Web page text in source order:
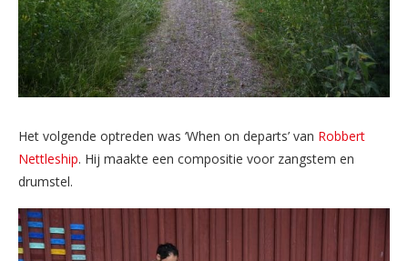
Het volgende optreden was ‘When on departs’ van Robbert
Nettleship. Hij maakte een compositie voor zangstem en
drumstel.